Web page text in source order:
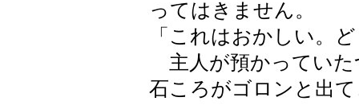
ってはきません。
「これはおかしい。
主人が預かっていた
石ころがゴロンと出